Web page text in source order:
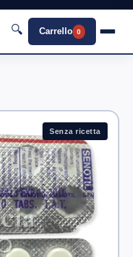
🔍 Carrello 0
Senza ricetta